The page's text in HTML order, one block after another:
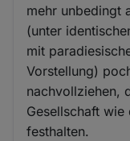
mehr unbedingt
(unter
mit
Vorstellung)
nachvollziehen,
Gesellschaft
festhalten.